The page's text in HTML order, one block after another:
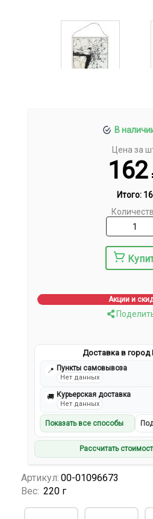
В
Цена за
162
Итого:
Акции и
Доставка в город
📍 Пункты самовывоза
Нет данных
🚚 Курьерская доставка
Нет данных
Показать все способы
Рассчитать
Артикул: 00-01096673
Вес: 220 г